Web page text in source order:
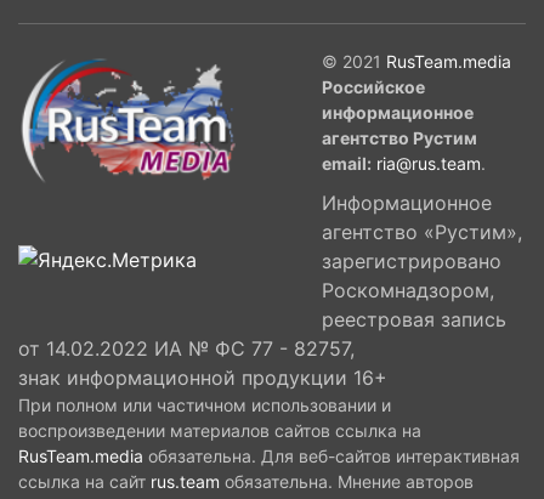
© 2021 RusTeam.media
Российское
информационное
агентство Рустим
email: ria@rus.team.
Информационное
агентство «Рустим»,
зарегистрировано
Роскомнадзором,
реестровая запись
от 14.02.2022 ИА № ФС 77 - 82757,
знак информационной продукции 16+
При полном или частичном использовании и
воспроизведении материалов сайтов ссылка на
RusTeam.media обязательна. Для веб-сайтов интерактивная
ссылка на сайт rus.team обязательна. Мнение авторов